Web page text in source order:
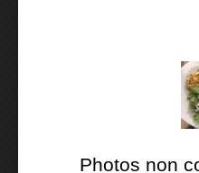
Photos non